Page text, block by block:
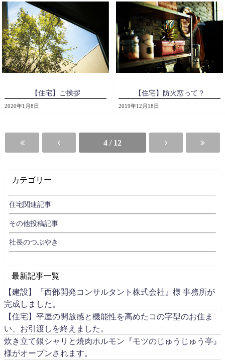
【住宅】ご挨拶
2020年1月8日
【住宅】防火窓って？
2019年12月18日
4 / 12
カテゴリー
住宅関連記事
その他投稿記事
社長のつぶやき
最新記事一覧
【建設】『西部開発コンサルタント株式会社』様 事務所が
完成しました。
【住宅】平屋の開放感と機能性を高めたコの字型のお住ま
い、お引渡しを終えました。
炊き立て銀シャリと焼肉ホルモン『モツのじゅうじゅう亭』
様がオープンされます。